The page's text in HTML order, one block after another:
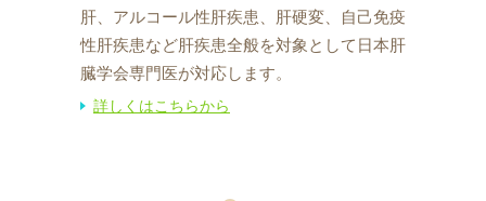
肝、アルコール性肝疾患、肝硬変、自己免疫
性肝疾患など肝疾患全般を対象として日本肝
臓学会専門医が対応します。
詳しくはこちらから